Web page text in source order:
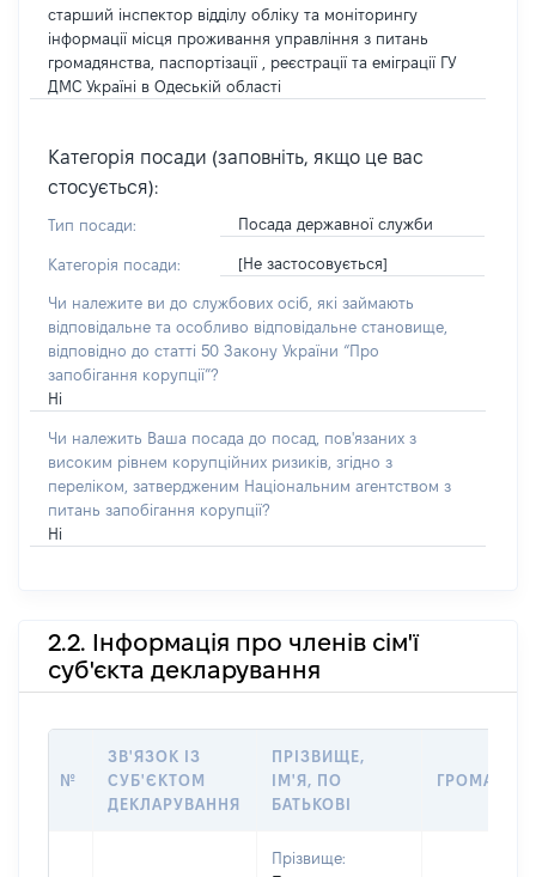
старший інспектор відділу обліку та моніторингу
інформації місця проживання управління з питань
громадянства, паспортізації , реєстрації та еміграції ГУ
ДМС Україні в Одеській області
Категорія посади (заповніть, якщо це вас
стосується):
Тип посади: Посада державної служби
Категорія посади: [Не застосовується]
Чи належите ви до службових осіб, які займають
відповідальне та особливо відповідальне становище,
відповідно до статті 50 Закону України “Про
запобігання корупції”?
Ні
Чи належить Ваша посада до посад, пов'язаних з
високим рівнем корупційних ризиків, згідно з
переліком, затвердженим Національним агентством з
питань запобігання корупції?
Ні
2.2. Інформація про членів сім'ї
суб'єкта декларування
№
ЗВ'ЯЗОК ІЗ
СУБ'ЄКТОМ
ДЕКЛАРУВАННЯ
ПРІЗВИЩЕ,
ІМ'Я, ПО
БАТЬКОВІ
Прізвище: